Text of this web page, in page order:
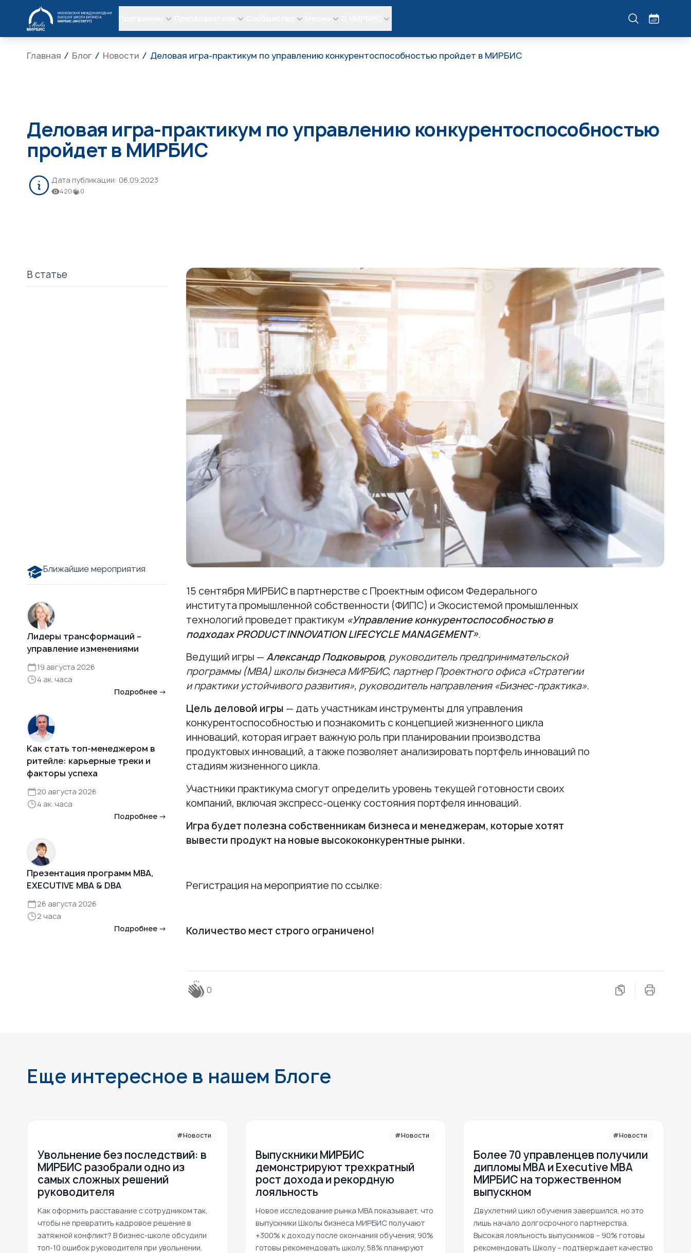
МИРБИС
Главная Блог Новости Деловая игра-практикум по управлению конкурентоспособностью пройдет в МИРБИС
Деловая игра-практикум по управлению конкурентоспособностью
пройдет в МИРБИС
Дата публикации: 06.09.2023
420 0
В статье
15 сентября МИРБИС в партнерстве с Проектным офисом Федерального
института промышленной собственности (ФИПС) и Экосистемой промышленных
технологий проведет практикум «Управление конкурентоспособностью в
подходах PRODUCT INNOVATION LIFECYCLE MANAGEMENT».
Ведущий игры —АлександрПодковыров, руководитель предпринимательской
программы (МВА) школы бизнеса МИРБИС, партнер Проектного офиса «Стратегии
и практики устойчивого развития», руководитель направления «Бизнес-практика».
Цель деловой игры — дать участникам инструменты для управления
конкурентоспособностью и познакомить с концепцией жизненного цикла
инноваций, которая играет важную роль при планировании производства
продуктовых инноваций, а также позволяет анализировать портфель инноваций по
стадиям жизненного цикла.
Участники практикума смогут определить уровень текущей готовности своих
компаний, включая экспресс-оценку состояния портфеля инноваций.
Игра будет полезна собственникам бизнеса и менеджерам, которые хотят
вывести продукт на новые высококонкурентные рынки.
Регистрация на мероприятие по ссылке:
Количество мест строго ограничено!
Ближайшие мероприятия
Лидеры трансформаций –
управление изменениями
19 августа 2026
4 ак. часа
Подробнее →
Как стать топ-менеджером в
ритейле: карьерные треки и
факторы успеха
20 августа 2026
4 ак. часа
Подробнее →
Презентация программ MBA,
EXECUTIVE MBA & DBA
26 августа 2026
2 часа
Подробнее →
0
Еще интересное в нашем Блоге
#Новости
Увольнение без последствий: в
МИРБИС разобрали одно из
самых сложных решений
руководителя
Как оформить расставание с сотрудником так,
чтобы не превратить кадровое решение в
затяжной конфликт? В бизнес-школе обсудили
топ-10 ошибок руководителя при увольнении,
#Новости
Выпускники МИРБИС
демонстрируют трехкратный
рост дохода и рекордную
лояльность
Новое исследование рынка MBA показывает, что
выпускники Школы бизнеса МИРБИС получают
+300% к доходу после окончания обучения; 90%
готовы рекомендовать школу; 58% планируют
#Новости
Более 70 управленцев получили
дипломы MBA и Executive MBA
МИРБИС на торжественном
выпускном
Двухлетний цикл обучения завершился, но это
лишь начало долгосрочного партнерства.
Высокая лояльность выпускников – 90% готовы
рекомендовать Школу – подтверждает качество